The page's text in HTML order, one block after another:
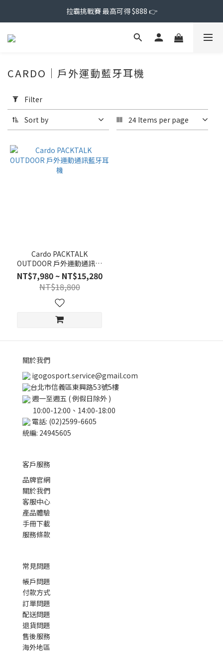
拉霸挑戰賽 最高可得 $888 👉
Filter
(0/20)
Range
(NT$)
CARDO｜戶外運動藍牙耳機
Filter
Sort by 24 Items per page
Cardo PACKTALK
OUTDOOR 戶外運動通訊藍
牙耳機
NT$7,980 ~ NT$15,280
NT$18,800
關於我們
igogosport.service@gmail.com
台北市信義區東興路53號5樓
週一至週五 ( 例假日除外 )
10:00-12:00、14:00-18:00
電話: (02)2599-6605
統編: 24945605
客戶服務
品牌官網
關於我們
客服中心
產品體驗
手冊下載
服務條款
常見問題
帳戶問題
付款方式
訂單問題
配送問題
退貨問題
售後服務
海外地區